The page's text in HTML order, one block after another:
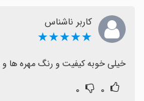
کاربر ناشناس
★★★★★
خیلی خوبه کیفیت و رنگ مهره ها
۰ ۰